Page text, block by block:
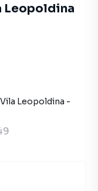
Leopoldina
Vila Leopoldina -